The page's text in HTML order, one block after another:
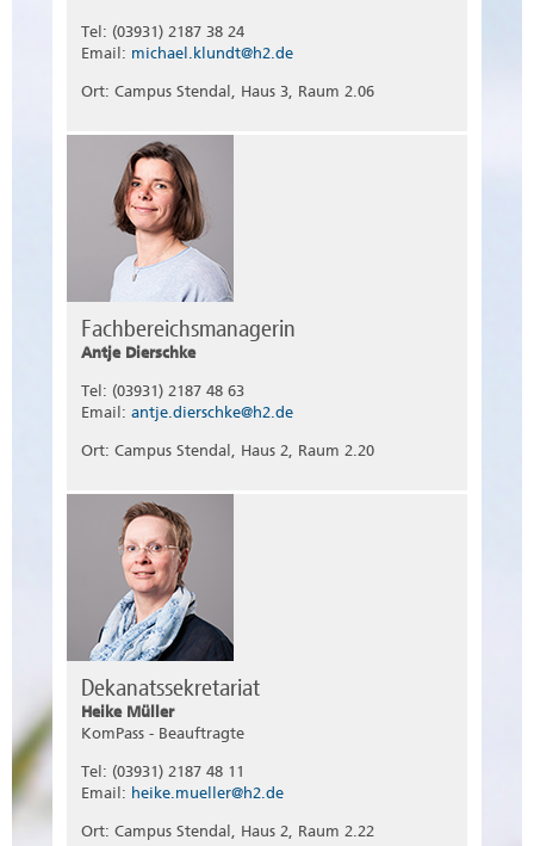
Tel: (03931) 2187 38 24
Email: michael.klundt@h2.de
Ort: Campus Stendal, Haus 3, Raum 2.06
Fachbereichsmanagerin
Antje Dierschke
Tel: (03931) 2187 48 63
Email: antje.dierschke@h2.de
Ort: Campus Stendal, Haus 2, Raum 2.20
Dekanatssekretariat
Heike Müller
KomPass - Beauftragte
Tel: (03931) 2187 48 11
Email: heike.mueller@h2.de
Ort: Campus Stendal, Haus 2, Raum 2.22